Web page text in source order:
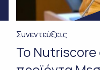
Συνεντεύξεις
Το Nutriscore